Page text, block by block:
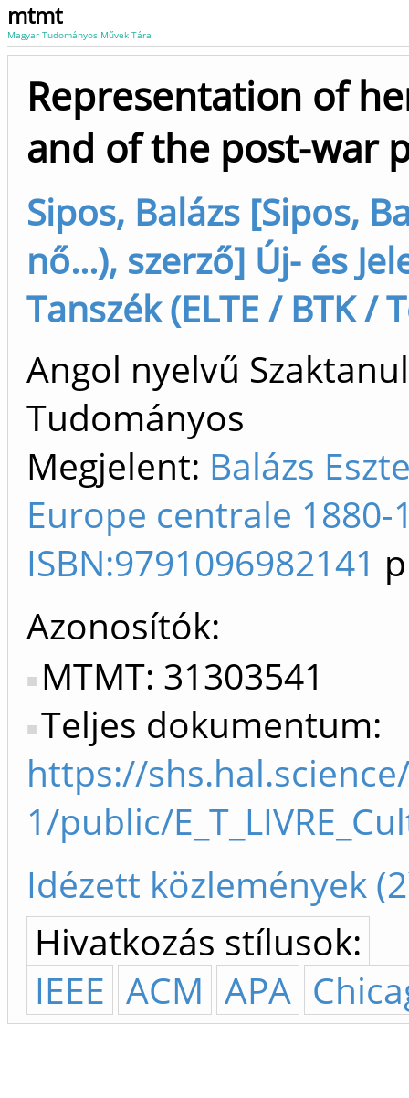
mtmt
Magyar Tudományos Művek Tára
Representation of
and of the post-war
Sipos, Balázs [Sipos,
nő...), szerző] Új- és
Tanszék (ELTE / BTK /
Angol nyelvű
Tudományos
Megjelent: Balázs
Europe centrale 1880-
ISBN:9791096982141
Azonosítók
MTMT: 31303541
Teljes dokumentum:
https://
1/public/
Idézett közlemények
Hivatkozás stílusok:
IEEE ACM APA